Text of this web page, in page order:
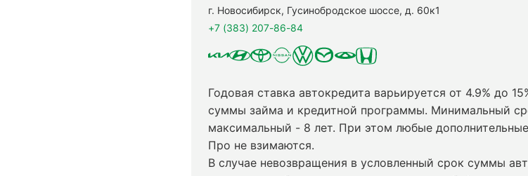
г. Новосибирск, Гусинобродское шоссе, д. 60к1
+7 (383) 207-86-84
Годовая ставка автокредита варьируется от 4.9% до
суммы займа и кредитной программы. Минимальный
максимальный - 8 лет. При этом любые
Про не взимаются.
В случае невозвращения в условленный срок суммы